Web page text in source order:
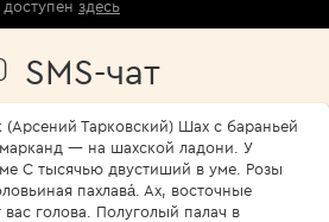
здесь
SMS-чат
(Арсений Тарковский) Шах с бараньей
— на шахской ладони. У
С тысячью двустиший в уме. Розы
пахлава́. Ах, восточные
голова. Полуголый палач в